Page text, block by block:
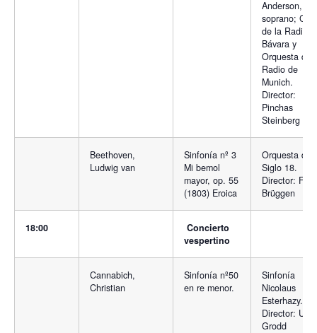
Anderson,
soprano;
de la Radio
Bávara y
Orquesta de
Radio de
Munich.
Director:
Pinchas
Steinberg
Beethoven,
Ludwig van
Sinfonía nº 3
Mi bemol
mayor, op. 55
(1803) Eroica
Orquesta del
Siglo 18.
Director:
Brüggen
18:00
Concierto
vespertino
Cannabich,
Christian
Sinfonía nº50
en re menor.
Sinfonía
Nicolaus
Esterhazy.
Director: Uwe
Grodd